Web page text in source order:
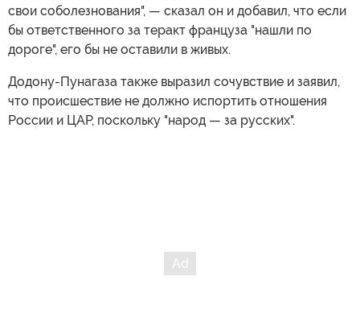
свои соболезнования", — сказал он и добавил, что если
бы ответственного за теракт француза "нашли по
дороге", его бы не оставили в живых.
Додону-Пунагаза также выразил сочувствие и заявил,
что происшествие не должно испортить отношения
России и ЦАР, поскольку "народ — за русских".